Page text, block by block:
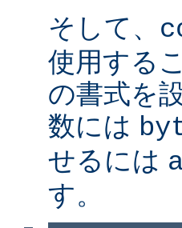
そして、
使用する
の書式を
数には
せるには
す。